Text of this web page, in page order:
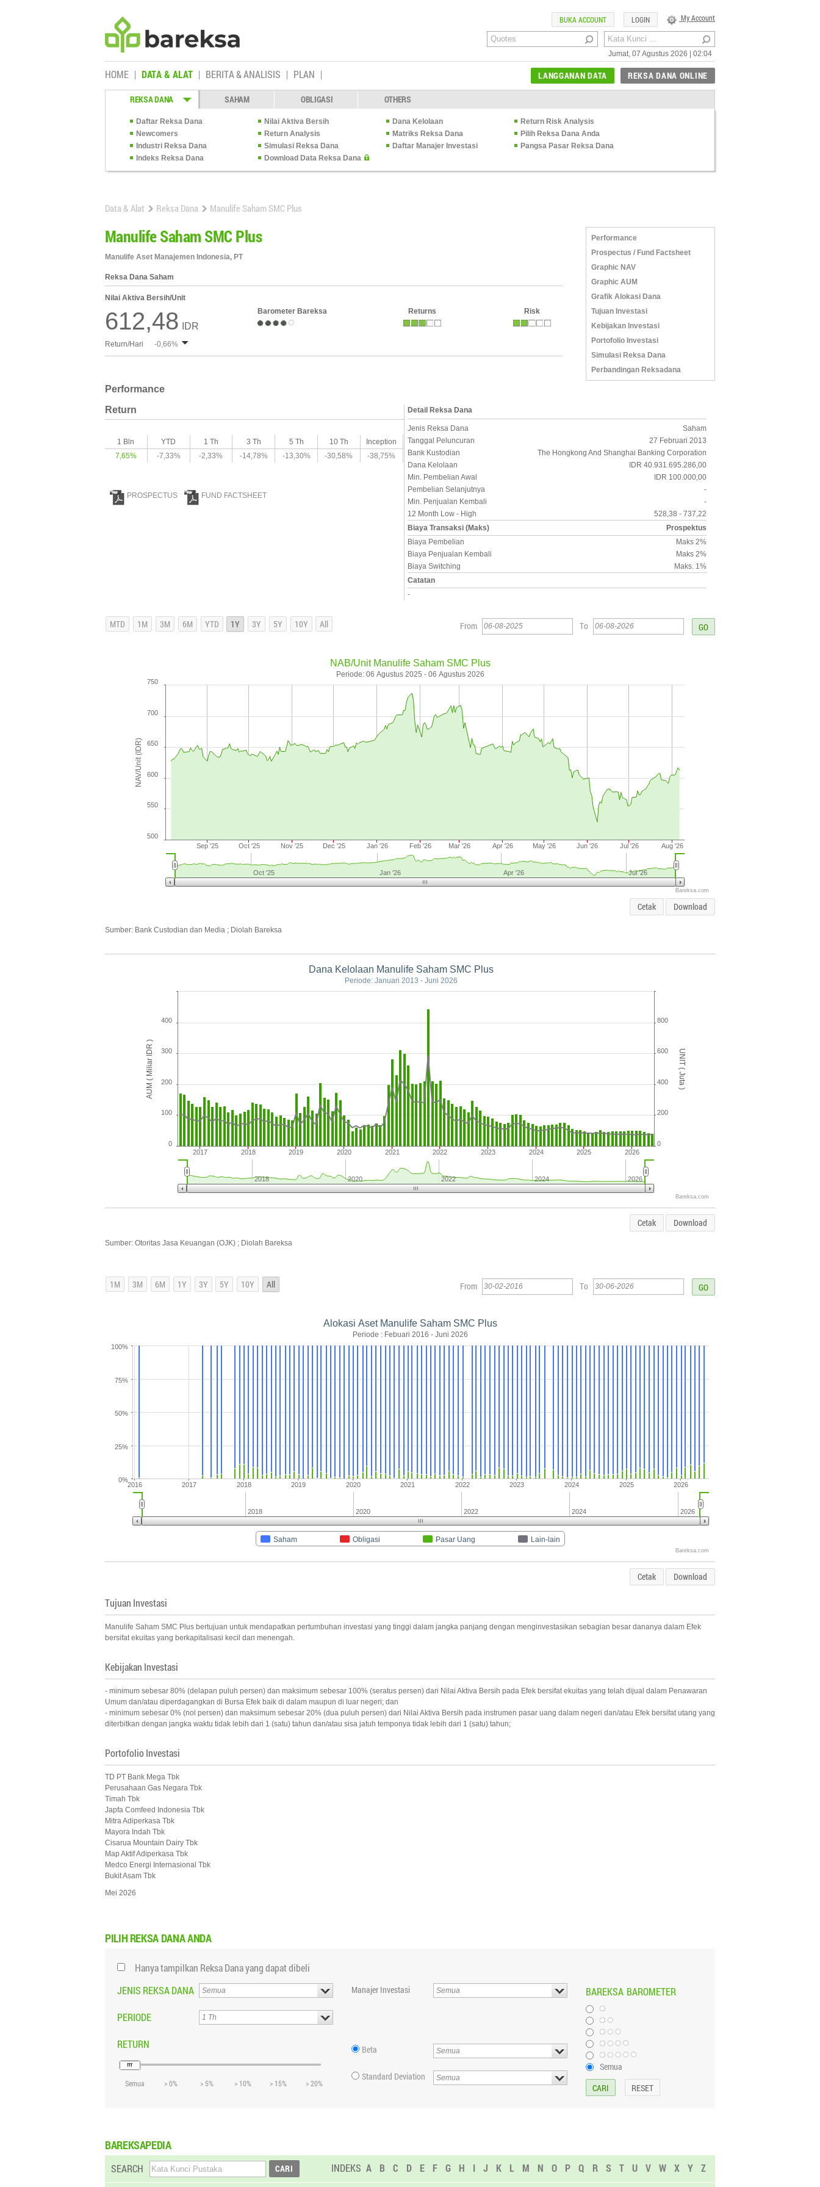
Jumat, 07 Agustus 2026 | 02:04
My Account
LOGIN
BUKA ACCOUNT
HOME DATA & ALAT BERITA & ANALISIS PLAN REKSA DANA ONLINE
LANGGANAN DATA
REKSA DANA SAHAM OBLIGASI OTHERS
Daftar Reksa Dana Nilai Aktiva Bersih Dana Kelolaan
Return Risk Analysis
Newcomers
Return Analysis Matriks Reksa Dana
Pilih Reksa Dana Anda
Industri Reksa Dana
Simulasi Reksa Dana Daftar Manajer Investasi
Pangsa Pasar Reksa Dana
Indeks Reksa Dana
Download Data Reksa Dana
Data & Alat Reksa Dana Manulife Saham SMC Plus
Manulife Saham SMC Plus
Manulife Aset Manajemen Indonesia, PT
Reksa Dana Saham
Nilai Aktiva Bersih/Unit
612,48 IDR
Barometer Bareksa Returns Risk
Return/Hari -0,66%
Performance
Prospectus / Fund Factsheet
Graphic NAV
Graphic AUM
Grafik Alokasi Dana
Tujuan Investasi
Kebijakan Investasi
Portofolio Investasi
Simulasi Reksa Dana
Perbandingan Reksadana
Performance
Return
1 Bln YTD 1 Th 3 Th 5 Th 10 Th
Inception
7,65%
-7,33% -2,33% -14,78% -13,30% -30,58% -38,75%
PROSPECTUS FUND FACTSHEET
Detail Reksa Dana
Jenis Reksa Dana
Saham
Tanggal Peluncuran
27 Februari 2013
Bank Kustodian
The Hongkong And Shanghai Banking Corporation
Dana Kelolaan
IDR 40.931.695.286,00
Min. Pembelian Awal
IDR 100.000,00
Pembelian Selanjutnya
-
Min. Penjualan Kembali
-
12 Month Low - High
528,38 - 737,22
Biaya Transaksi (Maks)
Prospektus
Biaya Pembelian
Maks 2%
Biaya Penjualan Kembali
Maks 2%
Biaya Switching
Maks. 1%
Catatan
-
From To
NAV/Unit (IDR)
NAB/Unit Manulife Saham SMC Plus
Periode: 06 Agustus 2025 - 06 Agustus 2026
Sep '25 Oct '25 Nov '25 Dec '25 Jan '26 Feb '26 Mar '26 Apr '26 May '26 Jun '26 Jul '26 Aug '26
500
550
600
650
700
750
Oct '25 Jan '26 Apr '26 Jul '26
Bareksa.com
Cetak Download
Sumber: Bank Custodian dan Media ; Diolah Bareksa
AUM ( Miliar IDR ) UNIT ( Juta )
Dana Kelolaan Manulife Saham SMC Plus
Periode: Januari 2013 - Juni 2026
2017 2018 2019 2020 2021 2022 2023 2024 2025 2026
0
100
200
300
400
0
200
400
600
800
2018 2020 2022 2024 2026
Bareksa.com
Cetak Download
Sumber: Otoritas Jasa Keuangan (OJK) ; Diolah Bareksa
From To
Alokasi Aset Manulife Saham SMC Plus
Periode : Febuari 2016 - Juni 2026
Saham Obligasi Pasar Uang Lain-lain
2016 2017 2018 2019 2020 2021 2022 2023 2024 2025 2026
0%
25%
50%
75%
100%
2018 2020 2022 2024 2026
Bareksa.com
Cetak Download
Tujuan Investasi
Manulife Saham SMC Plus bertujuan untuk mendapatkan pertumbuhan investasi yang tinggi dalam jangka panjang dengan menginvestasikan sebagian besar dananya dalam Efek
bersifat ekuitas yang berkapitalisasi kecil dan menengah.
Kebijakan Investasi
- minimum sebesar 80% (delapan puluh persen) dan maksimum sebesar 100% (seratus persen) dari Nilai Aktiva Bersih pada Efek bersifat ekuitas yang telah dijual dalam Penawaran
Umum dan/atau diperdagangkan di Bursa Efek baik di dalam maupun di luar negeri; dan
- minimum sebesar 0% (nol persen) dan maksimum sebesar 20% (dua puluh persen) dari Nilai Aktiva Bersih pada instrumen pasar uang dalam negeri dan/atau Efek bersifat utang yang
diterbitkan dengan jangka waktu tidak lebih dari 1 (satu) tahun dan/atau sisa jatuh temponya tidak lebih dari 1 (satu) tahun;
Portofolio Investasi
TD PT Bank Mega Tbk
Perusahaan Gas Negara Tbk
Timah Tbk
Japfa Comfeed Indonesia Tbk
Mitra Adiperkasa Tbk
Mayora Indah Tbk
Cisarua Mountain Dairy Tbk
Map Aktif Adiperkasa Tbk
Medco Energi Internasional Tbk
Bukit Asam Tbk
Mei 2026
PILIH REKSA DANA ANDA
Hanya tampilkan Reksa Dana yang dapat dibeli
JENIS REKSA DANA
PERIODE
RETURN
Semua > 0% > 5% > 10% > 15% > 20%
Manajer Investasi
Beta
Standard Deviation
BAREKSA BAROMETER
Semua
BAREKSAPEDIA
SEARCH INDEKS A B C D E F G H I J K L M N O P Q R S T U V W X Y Z